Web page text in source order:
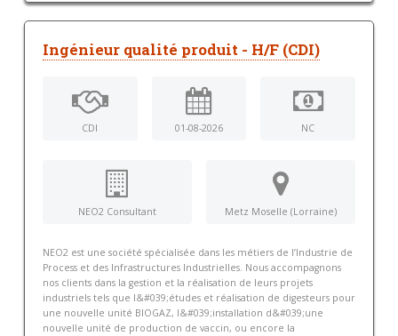
Ingénieur qualité produit - H/F (CDI)
CDI 01-08-2026 NC
NEO2 Consultant Metz Moselle (Lorraine)
NEO2 est une société spécialisée dans les métiers de l’Industrie de
Process et des Infrastructures Industrielles. Nous accompagnons
nos clients dans la gestion et la réalisation de leurs projets
industriels tels que l&#039;études et réalisation de digesteurs pour
une nouvelle unité BIOGAZ, l&#039;installation d&#039;une
nouvelle unité de production de vaccin, ou encore la